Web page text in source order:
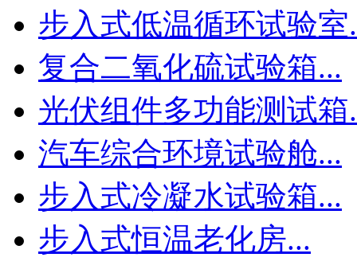
步入式低温循环试验室
复合二氧化硫试验箱...
光伏组件多功能测试箱
汽车综合环境试验舱...
步入式冷凝水试验箱...
步入式恒温老化房...